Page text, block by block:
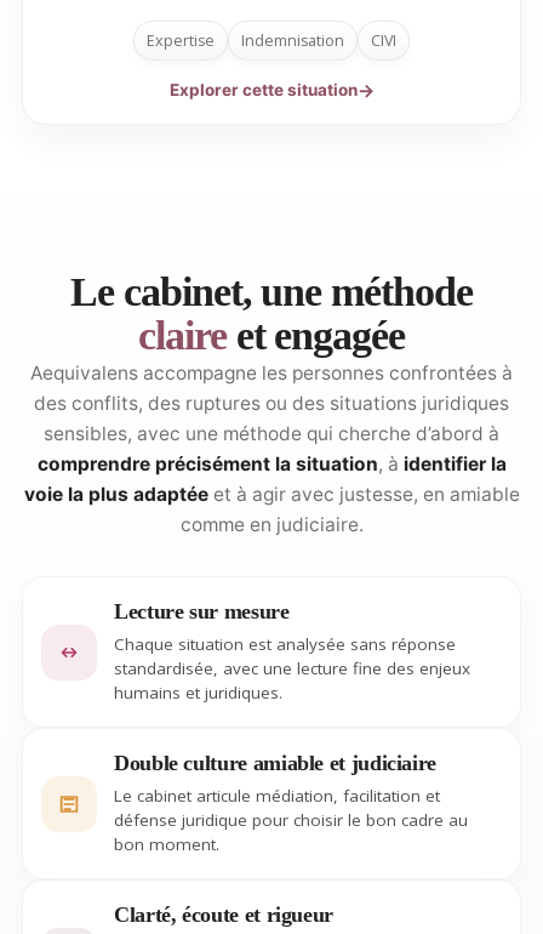
Expertise Indemnisation CIVI
Explorer cette situation
Le cabinet, une méthode
claireet engagée
Aequivalens accompagne les personnes confrontées à
des conflits, des ruptures ou des situations juridiques
sensibles, avec une méthode qui cherche d’abord à
comprendre précisément la situation, à identifier la
voie la plus adaptéeet à agir avec justesse, en amiable
comme en judiciaire.
Lecture sur mesure
Chaque situation est analysée sans réponse
standardisée, avec une lecture fine des enjeux
humains et juridiques.
Double culture amiable et judiciaire
Le cabinet articule médiation, facilitation et
défense juridique pour choisir le bon cadre au
bon moment.
Clarté, écoute et rigueur